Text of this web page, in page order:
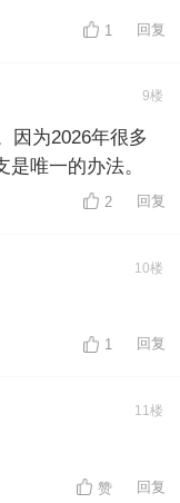
1 回复
9楼
因为2026年很多
唯一的办法。
2 回复
10楼
1 回复
11楼
赞 回复